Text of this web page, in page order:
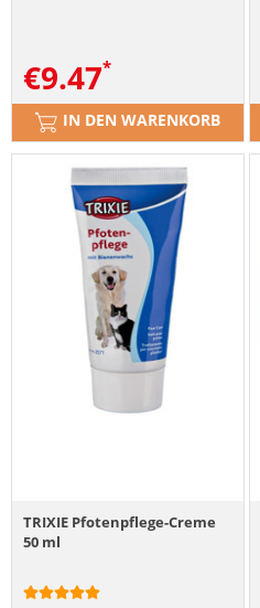
€9.47
IN DEN WARENKORB
TRIXIE Pfotenpflege-Creme
50 ml